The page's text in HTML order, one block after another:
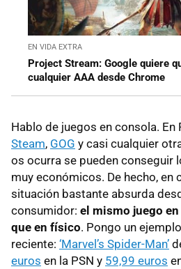
EN VIDA EXTRA
Project Stream: Google quiere
cualquier AAA desde Chrome
Hablo de juegos en consola. En
Steam, GOG y casi cualquier
os ocurra se pueden conseguir
muy económicos. De hecho, en
situación bastante absurda
consumidor: el mismo juego
que en físico. Pongo un
reciente: ‘Marvel’s Spider-Man’
euros en la PSN y 59,99 euros